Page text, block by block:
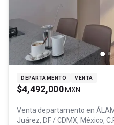
DEPARTAMENTO VENTA
$4,492,000 MXN
Venta departamento en
Juárez, DF / CDMX, México,